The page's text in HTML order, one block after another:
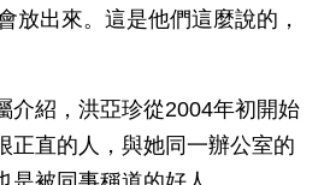
放出來。這是他們這麼說的，
介紹，洪亞珍從2004年初開始
正直的人，與她同一辦公室的